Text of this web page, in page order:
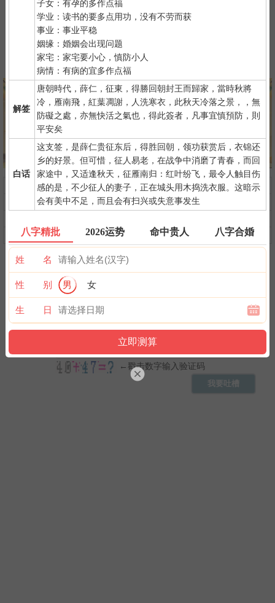
子女：有孕的多作点福
学业：读书的要多点用功，没有不劳而获
事业：事业平稳
姻缘：婚姻会出现问题
家宅：家宅要小心，慎防小人
病情：有病的宜多作点福
解签
唐朝時代，薛仁，征東，得勝回朝封王而歸家，當時秋將
冷，雁南飛，紅葉凋謝，人洗寒衣，此秋天冷落之景，，無
防礙之處，亦無快活之氣也，得此簽者，凡事宜慎預防，則
平安矣
白话
这支签，是薛仁贵征东后，得胜回朝，领功获赏后，衣锦还
乡的好景。但可惜，征人易老，在战争中消磨了青春，而回
家途中，又适逢秋天，征雁南归：红叶纷飞，最令人触目伤
感的是，不少征人的妻子，正在城头用木捣洗衣服。这暗示
会有美中不足，而且会有扫兴或失意事发生
八字精批 2026运势 命中贵人 八字合婚
姓 名
性 别 男 女
生 日
紫微详批 奇门遁甲
八字终身运 河洛一生婚禄
问前程 命中贵人
第一桶金
命中小人
命中劫财
旺夫旺妻
翻身转机 AI手相